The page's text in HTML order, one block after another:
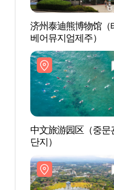
济州泰迪熊博物馆（
베어뮤지엄제주）
中文旅游园区（중문
단지）